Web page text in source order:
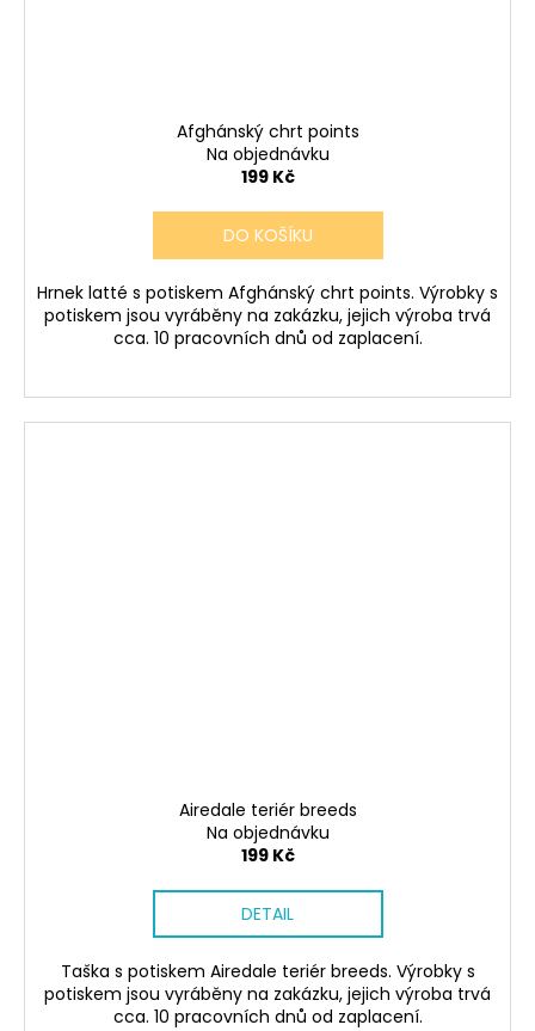
Afghánský chrt points
Na objednávku
199 Kč
DO KOŠÍKU
Hrnek latté s potiskem Afghánský chrt points. Výrobky s
potiskem jsou vyráběny na zakázku, jejich výroba trvá
cca. 10 pracovních dnů od zaplacení.
Airedale teriér breeds
Na objednávku
199 Kč
DETAIL
Taška s potiskem Airedale teriér breeds. Výrobky s
potiskem jsou vyráběny na zakázku, jejich výroba trvá
cca. 10 pracovních dnů od zaplacení.